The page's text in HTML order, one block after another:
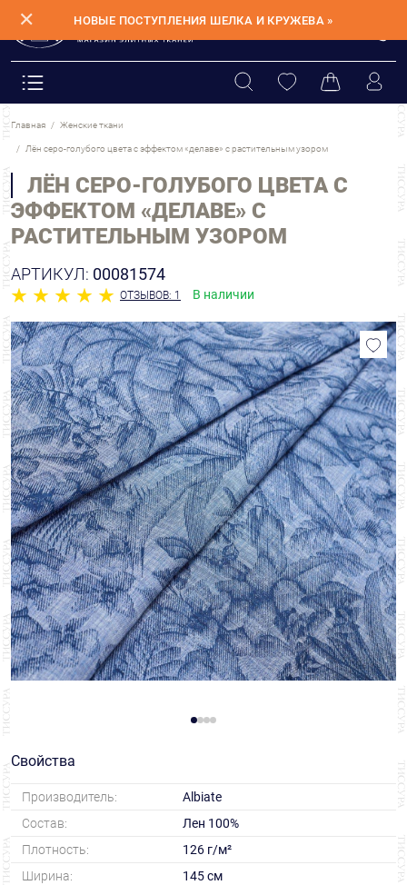
✕ НОВЫЕ ПОСТУПЛЕНИЯ ШЕЛКА И КРУЖЕВА »
Главная Женские ткани
Лён серо-голубого цвета с эффектом «делаве» с растительным узором
ЛЁН СЕРО-ГОЛУБОГО ЦВЕТА С
ЭФФЕКТОМ «ДЕЛАВЕ» С
РАСТИТЕЛЬНЫМ УЗОРОМ
АРТИКУЛ: 00081574
ОТЗЫВОВ: 1 В наличии
Свойства
Производитель:
Albiate
Состав:
Лен 100%
Плотность:
126 г/м²
Ширина:
145 см